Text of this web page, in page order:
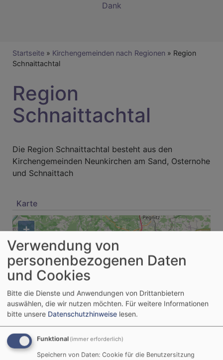
Dank
Breadcrumb
Startseite Kirchengemeinden nach Regionen
Region
Schnaittachtal
Region
Schnaittachtal
Die Region Schnaittachtal besteht aus den
Kirchengemeinden Neunkirchen am Sand, Osternohe
und Schnaittach
Karte
+
−
Verwendung von
personenbezogenen Daten
und Cookies
Bitte die Dienste und Anwendungen von Drittanbietern
auswählen, die wir nutzen möchten. Für weitere Informationen
bitte unsere Datenschutzhinweise lesen.
Funktional (immer erforderlich)
Speichern von Daten: Cookie für die Benutzersitzung